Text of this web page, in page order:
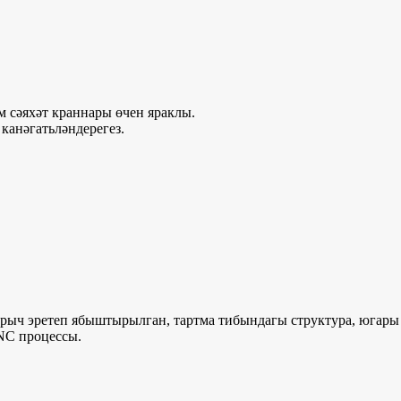
краннары өчен яраклы.
эретеп ябыштырылган, тартма тибындагы структура,
процессы.